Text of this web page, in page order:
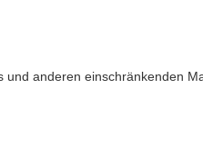
anderen einschränkenden